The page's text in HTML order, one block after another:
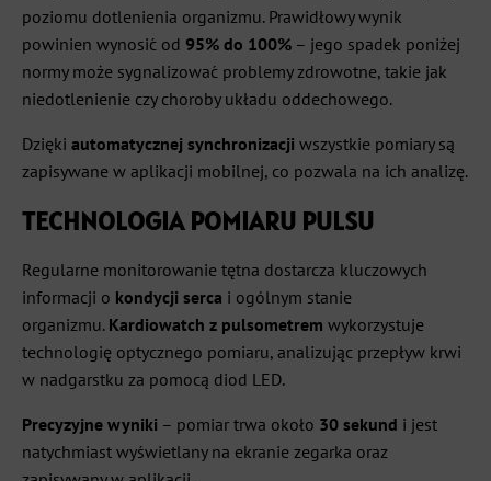
poziomu dotlenienia organizmu. Prawidłowy wynik
powinien wynosić od 95% do 100% – jego spadek poniżej
normy może sygnalizować problemy zdrowotne, takie jak
niedotlenienie czy choroby układu oddechowego.
Dzięki automatycznej synchronizacji wszystkie pomiary są
zapisywane w aplikacji mobilnej, co pozwala na ich analizę.
TECHNOLOGIA POMIARU PULSU
Regularne monitorowanie tętna dostarcza kluczowych
informacji o kondycji serca i ogólnym stanie
organizmu. Kardiowatch z pulsometrem wykorzystuje
technologię optycznego pomiaru, analizując przepływ krwi
w nadgarstku za pomocą diod LED.
Precyzyjne wyniki – pomiar trwa około 30 sekund i jest
natychmiast wyświetlany na ekranie zegarka oraz